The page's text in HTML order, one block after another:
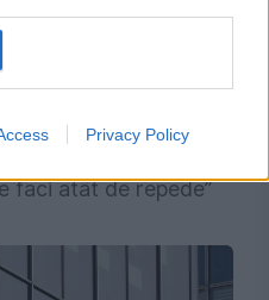
Privacy Policy
„Nici dacă ești
faci atât de repede”